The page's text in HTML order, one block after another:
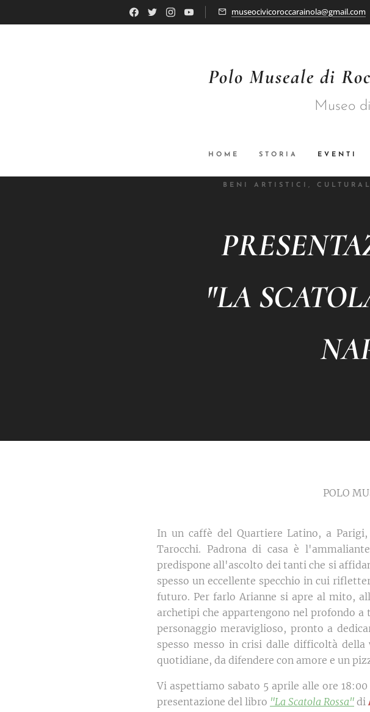
museocivicoroccarainola@gmail.com
Polo Museale di
Museo
HOME STORIA EVENTI
BENI ARTISTICI,
"LA
POLO
In un caffè del Quartiere Latino, a
Tarocchi. Padrona di casa è
predispone all'ascolto dei tanti che si
spesso un eccellente specchio in cui
futuro. Per farlo Arianne si apre al mito,
archetipi che appartengono nel profondo
personaggio meraviglioso, pronto a
spesso messo in crisi dalle difficoltà
quotidiane, da difendere con amore e un
Vi aspettiamo sabato 5 aprile alle ore
presentazione del libro "La Scatola Rossa" di